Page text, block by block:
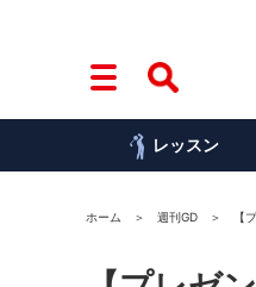
レッスン
ホーム 週刊GD 【